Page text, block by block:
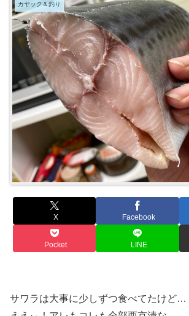
カヤック＆釣り
X Facebook
Pocket LINE
サワラは大事に少しずつ食べてたけど…